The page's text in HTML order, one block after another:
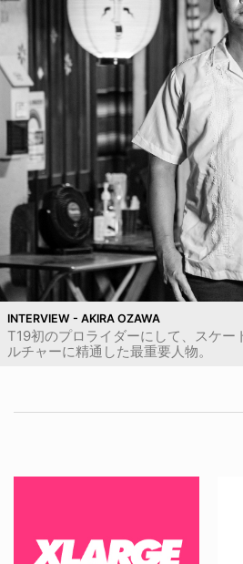
INTERVIEW - AKIRA OZAWA
T19初のプロライダーにして、スケー
ルチャーに精通した最重要人物。